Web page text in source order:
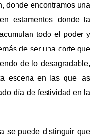
donde encontramos una
estamentos donde la
todo el poder y
de ser una corte que
de lo desagradable,
escena en las que las
día de festividad en la
se puede distinguir que